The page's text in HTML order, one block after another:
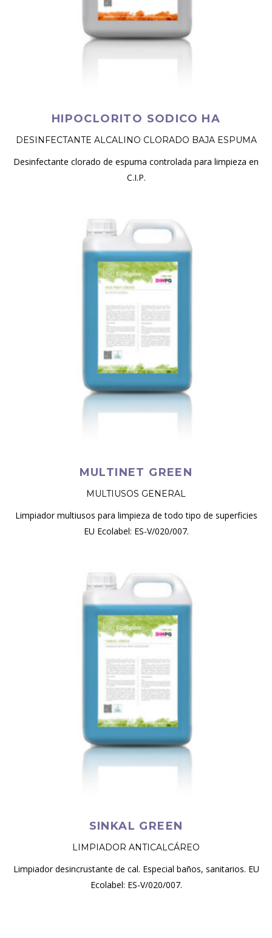
HIPOCLORITO SODICO HA
DESINFECTANTE ALCALINO CLORADO BAJA ESPUMA
Desinfectante clorado de espuma controlada para limpieza en
C.I.P.
MULTINET GREEN
MULTIUSOS GENERAL
Limpiador multiusos para limpieza de todo tipo de superficies
EU Ecolabel: ES-V/020/007.
SINKAL GREEN
LIMPIADOR ANTICALCÁREO
Limpiador desincrustante de cal. Especial baños, sanitarios. EU
Ecolabel: ES-V/020/007.